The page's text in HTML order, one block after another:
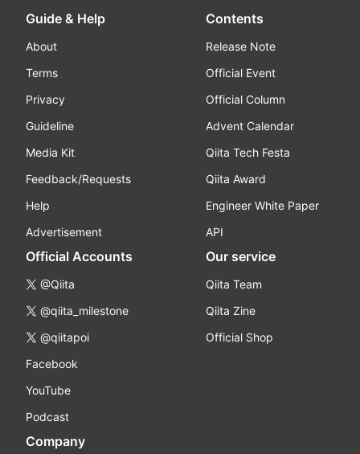
Guide & Help
About
Terms
Privacy
Guideline
Media Kit
Feedback/Requests
Help
Advertisement
Contents
Release Note
Official Event
Official Column
Advent Calendar
Qiita Tech Festa
Qiita Award
Engineer White Paper
API
Official Accounts
@Qiita
@qiita_milestone
@qiitapoi
Facebook
YouTube
Podcast
Our service
Qiita Team
Qiita Zine
Official Shop
Company